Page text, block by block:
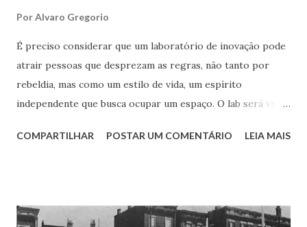
PorAlvaro Gregorio
É preciso considerar que um laboratório de inovação pode
atrair pessoas que desprezam as regras, não tanto por
rebeldia, mas como um estilo de vida, um espírito
independente que busca ocupar um espaço. O lab será visto
das corporações. Em parte isso é justificado pela aura de
claramente, a palavra disruptura que carrega um certo
COMPARTILHAR POSTAR UM COMENTÁRIO LEIA MAIS